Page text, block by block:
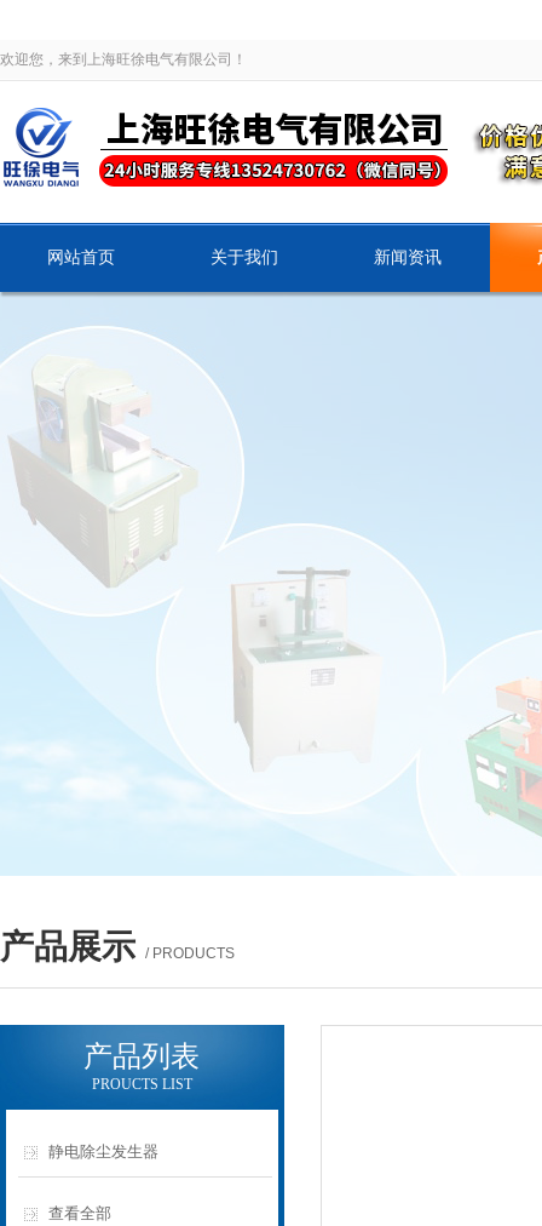
欢迎您，来到上海旺徐电气有限公司！
网站首页 关于我们 新闻资讯
产品展示 / PRODUCTS
产品列表
PROUCTS LIST
静电除尘发生器
查看全部